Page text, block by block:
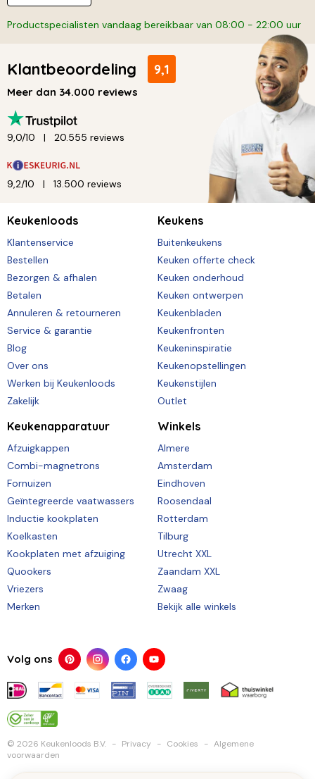
Productspecialisten vandaag bereikbaar van 08:00 - 22:00 uur
Klantbeoordeling 9,1
Meer dan 34.000 reviews
9,0/10 20.555 reviews
9,2/10 13.500 reviews
Keukenloods
Klantenservice
Bestellen
Bezorgen & afhalen
Betalen
Annuleren & retourneren
Service & garantie
Blog
Over ons
Werken bij Keukenloods
Zakelijk
Keukens
Buitenkeukens
Keuken offerte check
Keuken onderhoud
Keuken ontwerpen
Keukenbladen
Keukenfronten
Keukeninspiratie
Keukenopstellingen
Keukenstijlen
Outlet
Keukenapparatuur
Afzuigkappen
Combi-magnetrons
Fornuizen
Geïntegreerde vaatwassers
Inductie kookplaten
Koelkasten
Kookplaten met afzuiging
Quookers
Vriezers
Merken
Winkels
Almere
Amsterdam
Eindhoven
Roosendaal
Rotterdam
Tilburg
Utrecht XXL
Zaandam XXL
Zwaag
Bekijk alle winkels
Volg ons
© 2026 Keukenloods B.V. Privacy Cookies
Algemene
voorwaarden